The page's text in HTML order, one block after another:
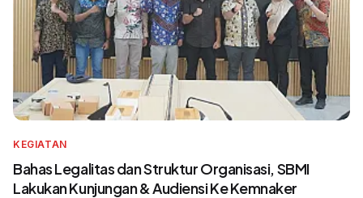
KEGIATAN
Bahas Legalitas dan Struktur Organisasi, SBMI
Lakukan Kunjungan & Audiensi Ke Kemnaker